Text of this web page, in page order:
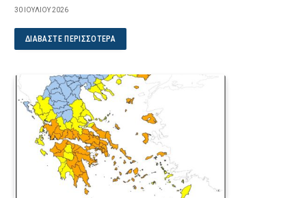
30 ΙΟΥΛΊΟΥ 2026
ΔΙΑΒΆΣΤΕ ΠΕΡΙΣΣΌΤΕΡΑ